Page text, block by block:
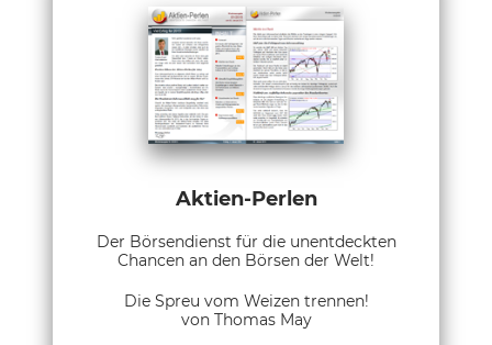
Aktien-Perlen
Der Börsendienst für die unentdeckten
Chancen an den Börsen der Welt!
Die Spreu vom Weizen trennen!
von Thomas May